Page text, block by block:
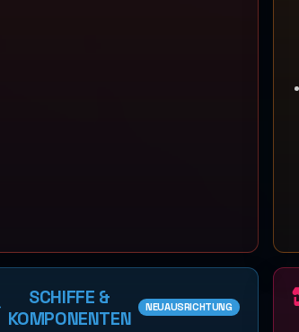
SCHIFFE &
KOMPONENTEN
NEUAUSRICHTUNG